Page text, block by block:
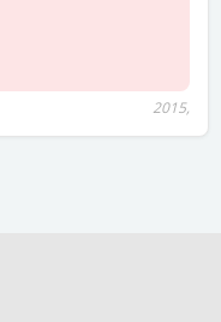
2015,